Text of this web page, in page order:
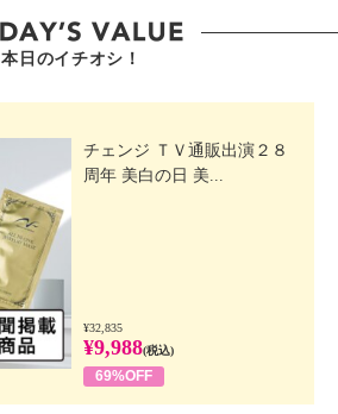
本日のイチオシ！
チェンジ ＴＶ通販出演２８
周年 美白の日 美...
¥32,835
¥9,988(税込)
69%OFF